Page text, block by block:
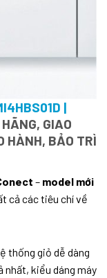
|
GIAO
HÀNH, BẢO TRÌ
– model mới
cả các tiêu chí về
thống giỏ dễ dàng
nhất, kiểu dáng máy